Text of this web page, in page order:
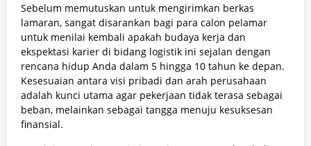
Sebelum memutuskan untuk mengirimkan berkas
lamaran, sangat disarankan bagi para calon pelamar
untuk menilai kembali apakah budaya kerja dan
ekspektasi karier di bidang logistik ini sejalan dengan
rencana hidup Anda dalam 5 hingga 10 tahun ke depan.
Kesesuaian antara visi pribadi dan arah perusahaan
adalah kunci utama agar pekerjaan tidak terasa sebagai
beban, melainkan sebagai tangga menuju kesuksesan
finansial.